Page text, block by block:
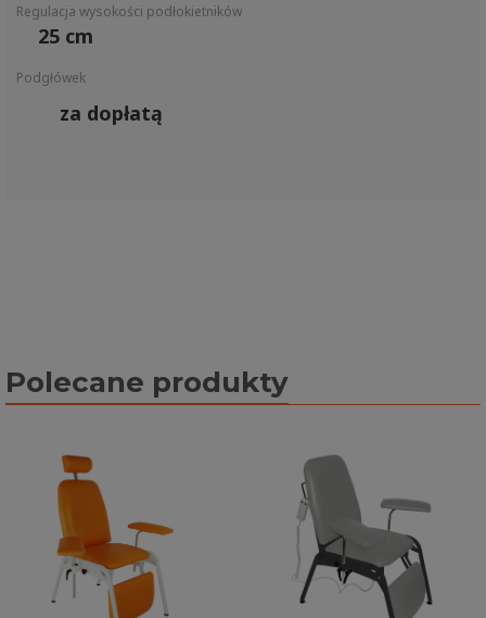
Regulacja wysokości podłokietników
25 cm
Podgłówek
za dopłatą
Polecane produkty